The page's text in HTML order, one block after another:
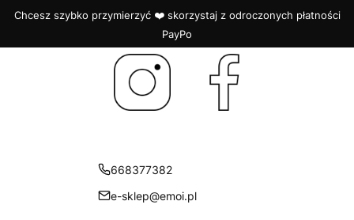
Chcesz szybko przymierzyć ❤️ skorzystaj z odroczonych płatności
PayPo
668377382
e-sklep@emoi.pl